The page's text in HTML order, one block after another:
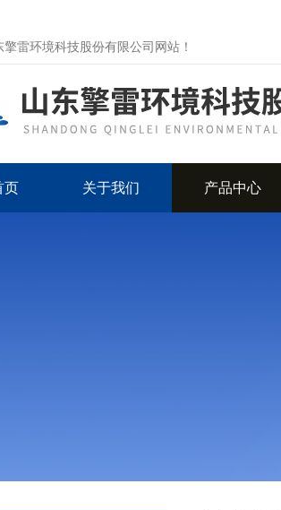
雷环境科技股份有限公司网站！
页 关于我们 产品中心